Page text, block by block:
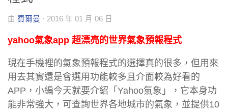
由 費爾曼 · 2016 年 01 月 06 日
yahoo氣象app 超漂亮的世界氣象預報程式
現在手機裡的氣象預報程式的選擇真的很多，但用來
用去其實還是會選用功能較多且介面較為好看的
APP，小編今天就要介紹「Yahoo氣象」，它本身功
能非常強大，可查詢世界各地城市的氣象，並提供10